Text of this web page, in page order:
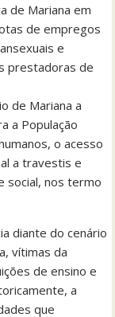
de Mariana em
de empregos
e
prestadoras de
de Mariana a
a População
o acesso
a travestis e
social, nos termo
diante do cenário
vítimas da
de ensino e
a
que